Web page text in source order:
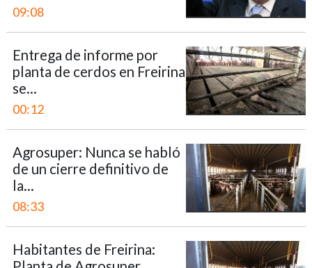
09:08
Entrega de informe por
planta de cerdos en Freirina
se...
00:12
Agrosuper: Nunca se habló
de un cierre definitivo de
la...
08:33
Habitantes de Freirina: